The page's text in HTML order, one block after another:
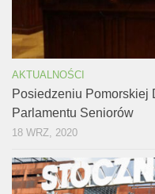
AKTUALNOŚCI
Posiedzeniu Pomorskiej
Parlamentu Seniorów
18 WRZ, 2020